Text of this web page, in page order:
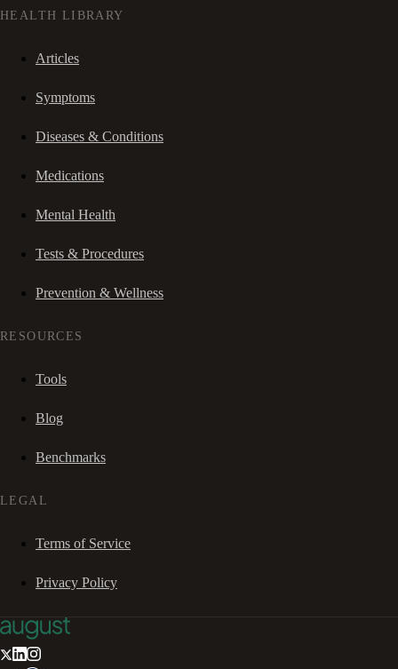
HEALTH LIBRARY
Articles
Symptoms
Diseases & Conditions
Medications
Mental Health
Tests & Procedures
Prevention & Wellness
RESOURCES
Tools
Blog
Benchmarks
LEGAL
Terms of Service
Privacy Policy